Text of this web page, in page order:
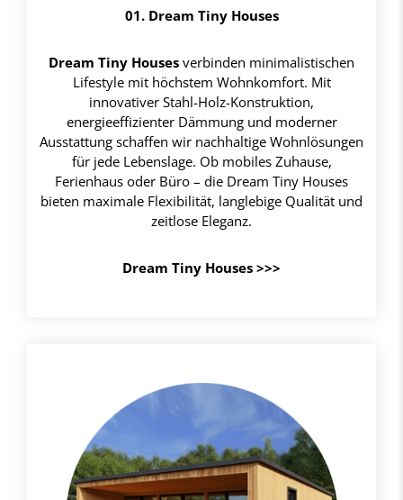
01. Dream Tiny Houses
Dream Tiny Housesverbinden minimalistischen
Lifestyle mit höchstem Wohnkomfort. Mit
innovativer Stahl-Holz-Konstruktion,
energieeffizienter Dämmung und moderner
Ausstattung schaffen wir nachhaltige Wohnlösungen
für jede Lebenslage. Ob mobiles Zuhause,
Ferienhaus oder Büro – die Dream Tiny Houses
bieten maximale Flexibilität, langlebige Qualität und
zeitlose Eleganz.
Dream Tiny Houses >>>